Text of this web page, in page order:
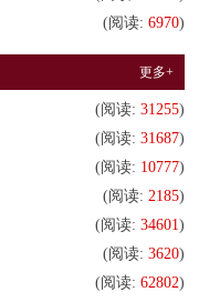
(阅读: 6970)
更多+
(阅读: 31255)
(阅读: 31687)
(阅读: 10777)
(阅读: 2185)
(阅读: 34601)
(阅读: 3620)
(阅读: 62802)